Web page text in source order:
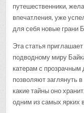
путешественники,
впечатления, уже
для себя новые грани
Эта статья
подводному миру
катерам с
позволяют заглянуть
какие тайны оно
одним из самых ярких